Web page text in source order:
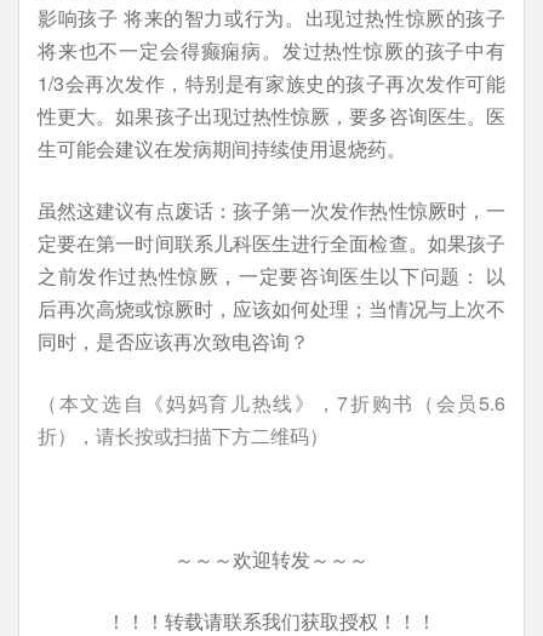
影响孩子 将来的智力或行为。出现过热性惊厥的孩子
将来也不一定会得癫痫病。发过热性惊厥的孩子中有
1/3会再次发作，特别是有家族史的孩子再次发作可能
性更大。如果孩子出现过热性惊厥，要多咨询医生。医
生可能会建议在发病期间持续使用退烧药。
虽然这建议有点废话：孩子第一次发作热性惊厥时，一
定要在第一时间联系儿科医生进行全面检查。如果孩子
之前发作过热性惊厥，一定要咨询医生以下问题： 以
后再次高烧或惊厥时，应该如何处理；当情况与上次不
同时，是否应该再次致电咨询？
（本文选自《妈妈育儿热线》，7折购书（会员5.6
折），请长按或扫描下方二维码）
～～～欢迎转发～～～
！！！转载请联系我们获取授权！！！